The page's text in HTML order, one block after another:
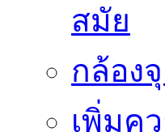
สมัย
กล้อง
เพิ่มค